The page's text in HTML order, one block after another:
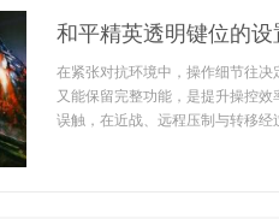
和平精英透明键位的设
在紧张对抗环境中，操作细节往
又能保留完整功能，是提升操控
误触，在近战、远程压制与转移经